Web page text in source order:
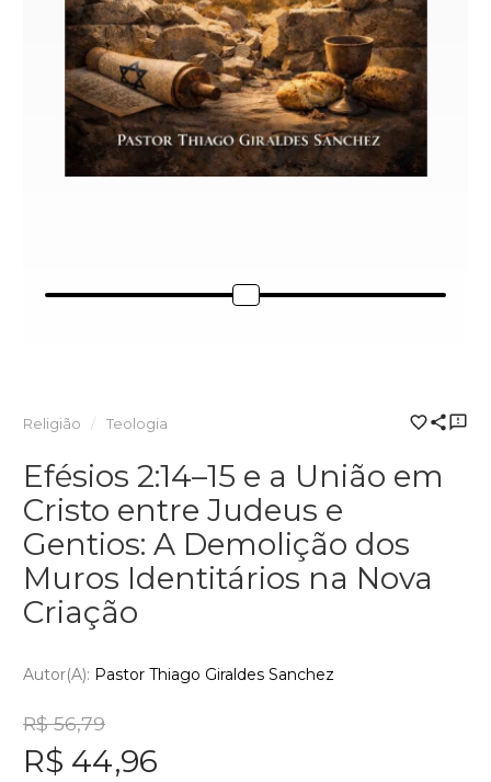
Religião Teologia
Efésios 2:14–15 e a União em
Cristo entre Judeus e
Gentios: A Demolição dos
Muros Identitários na Nova
Criação
Autor(a): Pastor Thiago Giraldes Sanchez
R$ 56,79
R$ 44,96